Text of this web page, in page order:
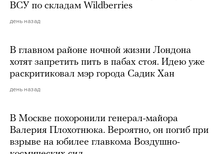
ВСУ по складам Wildberries
день назад
В главном районе ночной жизни Лондона
хотят запретить пить в пабах стоя. Идею уже
раскритиковал мэр города Садик Хан
день назад
В Москве похоронили генерал-майора
Валерия Плохотнюка. Вероятно, он погиб при
взрыве на юбилее главкома Воздушно-